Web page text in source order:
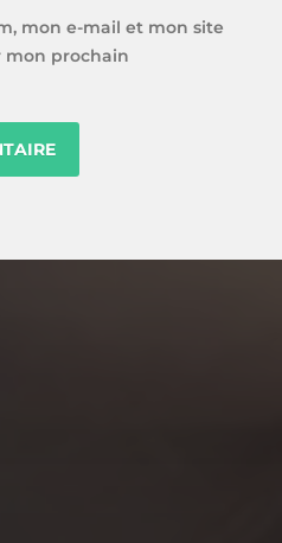
mon e-mail et mon site
mon prochain